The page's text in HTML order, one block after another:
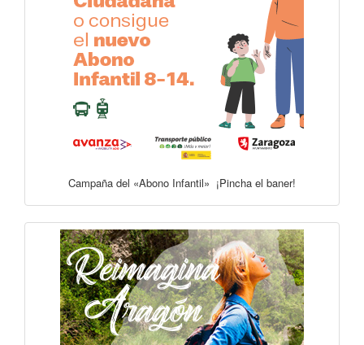
Campaña del «Abono Infantil» ¡Pincha el baner!